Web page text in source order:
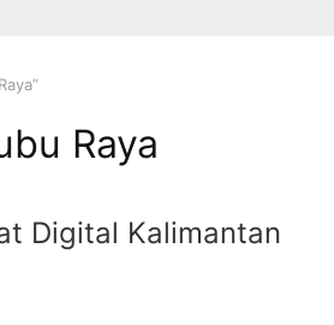
Raya
Digital Kalimantan